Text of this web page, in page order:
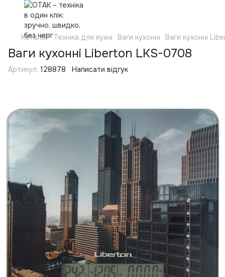
Каталог Техніка для кухні Ваги кухонні Ваги кухонні
Ваги кухонні Liberton LKS-0708
Артикул: 128878 Написати відгук